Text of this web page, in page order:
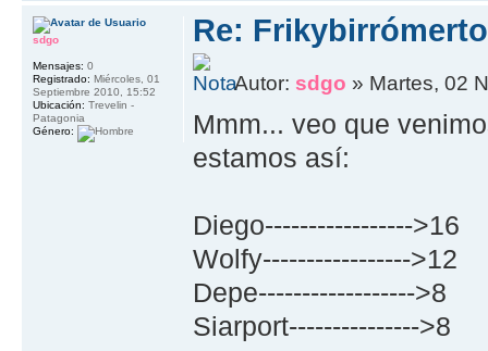
Re:
Autor: sdgo » Martes, 02
Mmm... veo que
estamos así:
Diego----------------->16
Wolfy----------------->12
Depe------------------>8
Siarport--------------->8
sdgo
Mensajes: 0
Registrado: Miércoles, 01
Septiembre 2010, 15:52
Ubicación: Trevelin -
Patagonia
Género: